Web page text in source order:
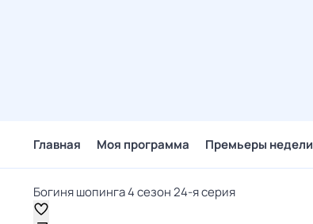
Главная Моя программа Премьеры недели
Богиня шопинга 4 сезон 24-я серия